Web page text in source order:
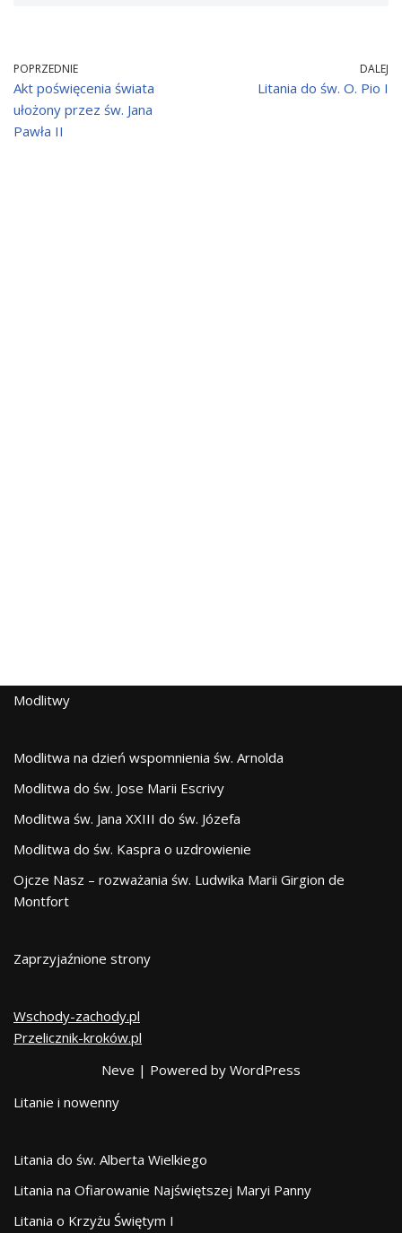
POPRZEDNIE
Akt poświęcenia świata
ułożony przez św. Jana
Pawła II
DALEJ
Litania do św. O. Pio I
Modlitwy
Modlitwa na dzień wspomnienia św. Arnolda
Modlitwa do św. Jose Marii Escrivy
Modlitwa św. Jana XXIII do św. Józefa
Modlitwa do św. Kaspra o uzdrowienie
Ojcze Nasz – rozważania św. Ludwika Marii Girgion de
Montfort
Zaprzyjaźnione strony
Wschody-zachody.pl
Przelicznik-kroków.pl
Neve | Powered by WordPress
Litanie i nowenny
Litania do św. Alberta Wielkiego
Litania na Ofiarowanie Najświętszej Maryi Panny
Litania o Krzyżu Świętym I